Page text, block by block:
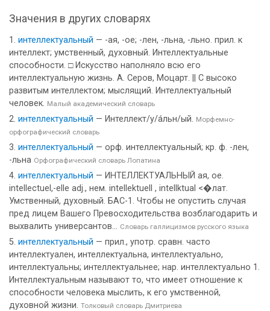
Значения в других словарях
интеллектуальный — -ая, -ое; -лен, -льна, -льно. прил. к
интеллект; умственный, духовный. Интеллектуальные
способности. □ Искусство наполняло всю его
интеллектуальную жизнь. А. Серов, Моцарт. || С высоко
развитым интеллектом; мыслящий. Интеллектуальный
человек. Малый академический словарь
интеллектуальный — Интеллект/у/а́льн/ый. Морфемно-
орфографический словарь
интеллектуальный — орф. интеллектуальный; кр. ф. -лен,
-льна Орфографический словарь Лопатина
интеллектуальный — ИНТЕЛЛЕКТУАЛЬНЫЙ ая, ое.
intellectuel,-elle adj., нем. intellektuell , intellktual <�лат.
Умственный, духовный. БАС-1. Чтобы не опустить случая
пред лицем Вашего Превосходительства возблагодарить и
выхвалить универсантов... Словарь галлицизмов русского языка
интеллектуальный — прил., употр. сравн. часто
интеллектуален, интеллектуальна, интеллектуально,
интеллектуальны; интеллектуальнее; нар. интеллектуально 1.
Интеллектуальным называют то, что имеет отношение к
способности человека мыслить, к его умственной,
духовной жизни. Толковый словарь Дмитриева